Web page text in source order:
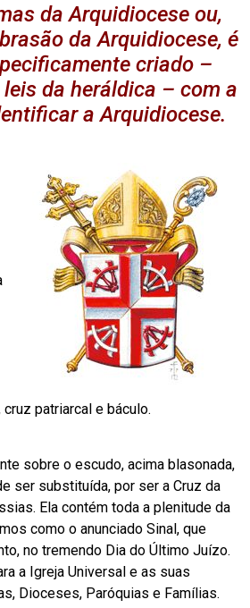
da Arquidiocese ou,
da Arquidiocese, é
criado –
da heráldica – com a
a Arquidiocese.
patriarcal e báculo.
sobre o escudo, acima blasonada,
ser substituída, por ser a Cruz da
Ela contém toda a plenitude da
como o anunciado Sinal, que
no tremendo Dia do Último Juízo.
a Igreja Universal e as suas
Dioceses, Paróquias e Famílias.